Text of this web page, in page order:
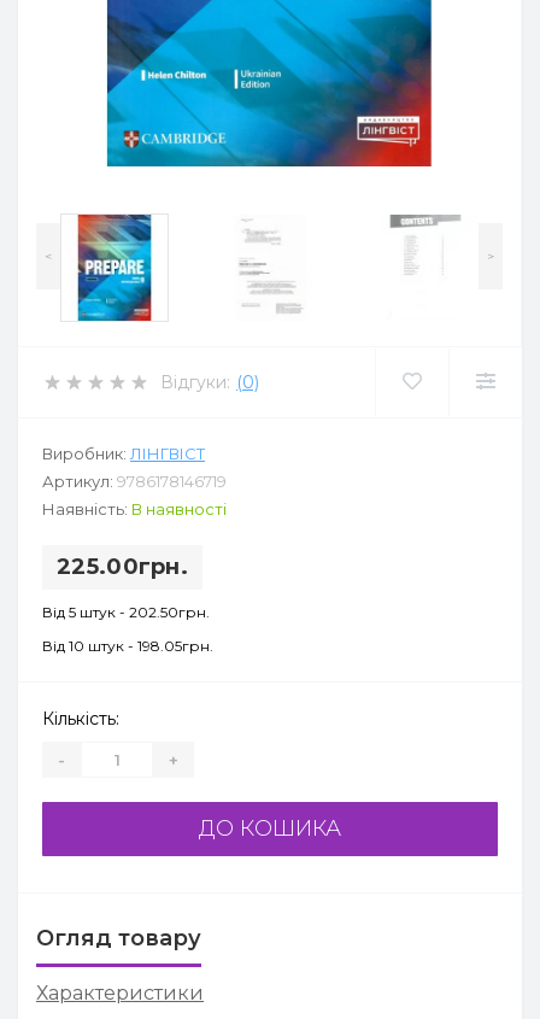
< >
Відгуки: (0)
Виробник: ЛІНГВІСТ
Артикул: 9786178146719
Наявність: В наявності
225.00грн.
Від 5 штук - 202.50грн.
Від 10 штук - 198.05грн.
Кількість:
- +
ДО КОШИКА
Огляд товару
Характеристики